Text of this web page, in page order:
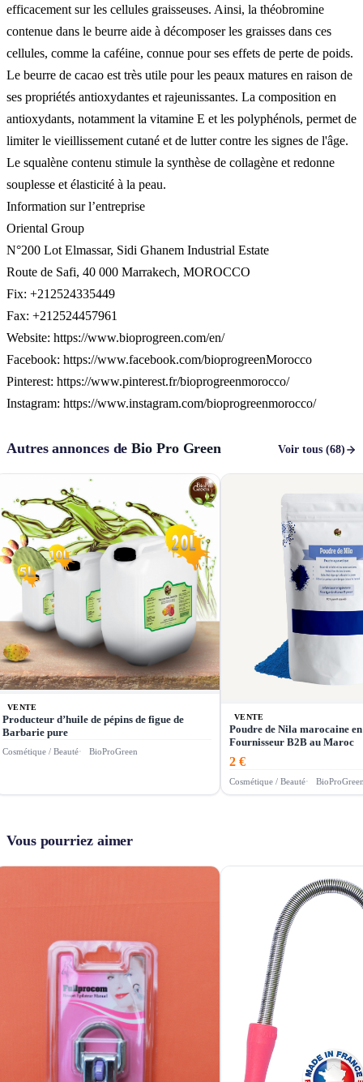
efficacement sur les cellules graisseuses. Ainsi, la théobromine
contenue dans le beurre aide à décomposer les graisses dans ces
cellules, comme la caféine, connue pour ses effets de perte de poids.
Le beurre de cacao est très utile pour les peaux matures en raison de
ses propriétés antioxydantes et rajeunissantes. La composition en
antioxydants, notamment la vitamine E et les polyphénols, permet de
limiter le vieillissement cutané et de lutter contre les signes de l'âge.
Le squalène contenu stimule la synthèse de collagène et redonne
souplesse et élasticité à la peau.
Information sur l’entreprise
Oriental Group
N°200 Lot Elmassar, Sidi Ghanem Industrial Estate
Route de Safi, 40 000 Marrakech, MOROCCO
Fix: +212524335449
Fax: +212524457961
Website: https://www.bioprogreen.com/en/
Facebook: https://www.facebook.com/bioprogreenMorocco
Pinterest: https://www.pinterest.fr/bioprogreenmorocco/
Instagram: https://www.instagram.com/bioprogreenmorocco/
Autres annonces deBio Pro Green Voir tous (68)
VENTE
Producteur d’huile de pépins de figue de
Barbarie pure
Cosmétique / Beauté BioProGreen
VENTE
Poudre de Nila marocaine
Fournisseur B2B au Maroc
2 €
Cosmétique / Beauté
Vous pourriez aimer